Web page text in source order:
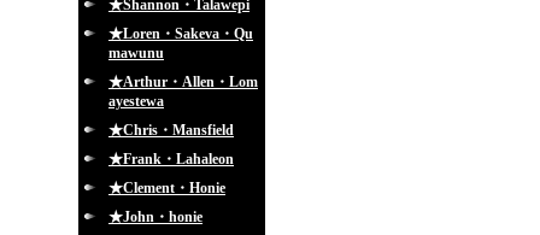
★Shannon・Talawepi
★Loren・Sakeva・Qu
mawunu
★Arthur・Allen・Lom
ayestewa
★Chris・Mansfield
★Frank・Lahaleon
★Clement・Honie
★John・honie